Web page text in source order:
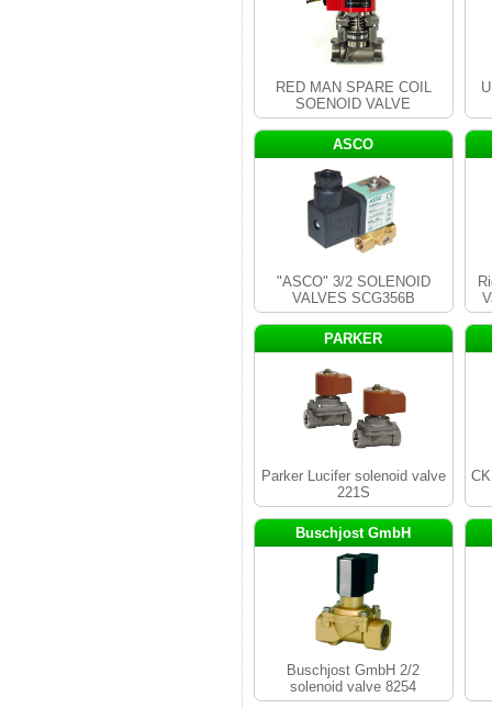
RED MAN SPARE COIL
SOENOID VALVE
ASCO
"ASCO" 3/2 SOLENOID
VALVES SCG356B
PARKER
Parker Lucifer solenoid valve
221S
Buschjost GmbH
Buschjost GmbH 2/2
solenoid valve 8254